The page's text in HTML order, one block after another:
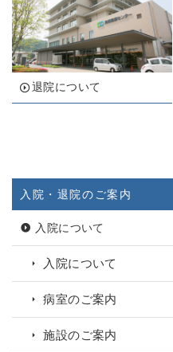
退院について
入院・退院のご案内
入院について
入院について
病室のご案内
施設のご案内